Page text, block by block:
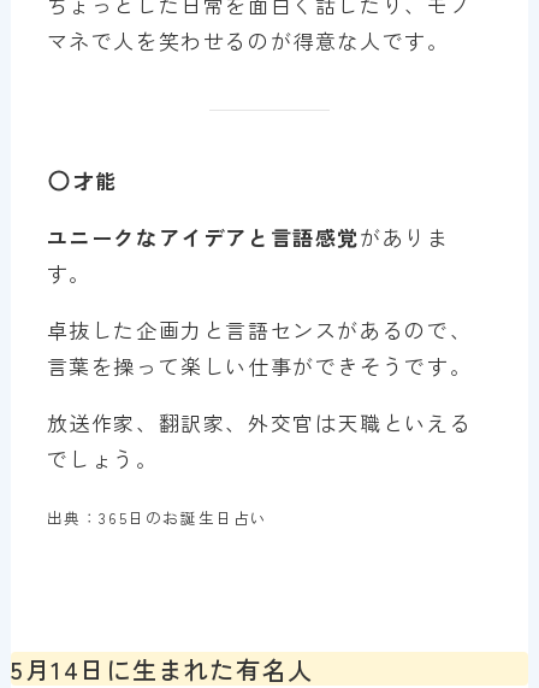
マネで人を笑わせるのが得意な人です。
才能
ユニークなアイデアと言語感覚がありま
す。
卓抜した企画力と言語センスがあるので、
言葉を操って楽しい仕事ができそうです。
放送作家、翻訳家、外交官は天職といえる
でしょう。
出典：365日のお誕生日占い
5月14日に生まれた有名人